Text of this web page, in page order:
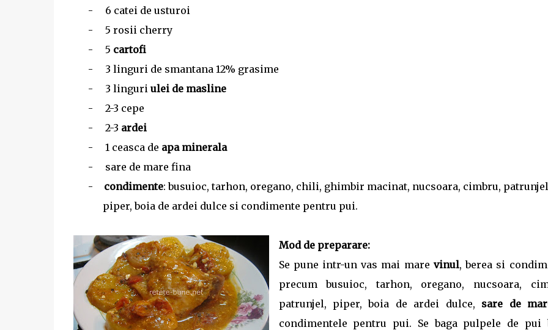
-
6 catei de usturoi
-
5 rosii cherry
-
5 cartofi
-
3 linguri de smantana 12% grasime
-
3 linguri ulei de masline
-
2-3 cepe
-
2-3 ardei
-
1 ceasca de apa minerala
-
sare de mare fina
-
condimente: busuioc, tarhon, oregano, chili, ghimbir macinat, nucsoara, cimbru,
piper, boia de ardei dulce si condimente pentru pui.
Mod de preparare:
Se pune intr-un vas mai mare vinul, berea si
precum busuioc, tarhon, oregano, nucsoara,
patrunjel, piper, boia de ardei dulce, sare de
condimentele pentru pui. Se baga pulpele de pui